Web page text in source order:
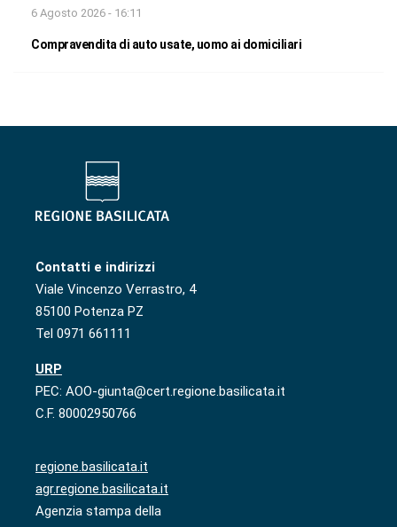
6 Agosto 2026 - 16:11
Compravendita di auto usate, uomo ai domiciliari
Contatti e indirizzi
Viale Vincenzo Verrastro, 4
85100 Potenza PZ
Tel 0971 661111
URP
PEC: AOO-giunta@cert.regione.basilicata.it
C.F. 80002950766
regione.basilicata.it
agr.regione.basilicata.it
Agenzia stampa della